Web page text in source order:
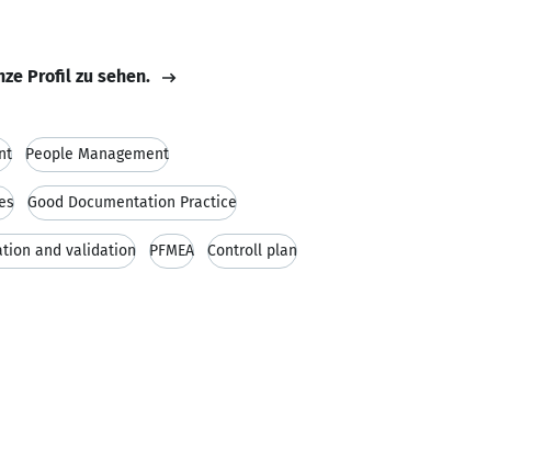
Profil zu sehen.
People Management
Good Documentation Practice
and validation PFMEA Controll plan